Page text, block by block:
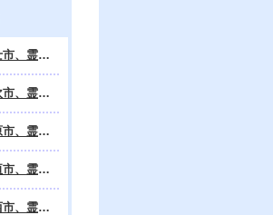
吉田町、焼津市、富士市、霊視鑑定 天龍・占いの館 Dahlia、対面・電話・オンライン鑑定、除霊、霊視鑑定、遠隔 除霊 口コミ、浄霊、交霊、祈祷、御祓い、四柱推命、姓名判断・九星気学・易・タロット・手相・数秘術・動物占い・姓名学・命運鑑定、開運、不安・苦痛・恐怖、悩み相談、スピリチュアルカウンセラー、ヒーリング、霊気治療、霊能力者、霊媒師、天龍知裕著、幸せを求めて、天の神様 VS 地獄の神様、宇宙の真理で未来は希望の光、この世で天国 あの世で天国、天龍知裕ブログ。
甲州市、中央市、笛吹市、霊視鑑定 天龍・占いの館 Dahlia、対面・電話・オンライン鑑定、除霊、霊視鑑定、遠隔 除霊 口コミ、浄霊、交霊、祈祷、御祓い、四柱推命、姓名判断・九星気学・易・タロット・手相・数秘術・動物占い・姓名学・命運鑑定、開運、不安・苦痛・恐怖、悩み相談、スピリチュアルカウンセラー、ヒーリング、霊気治療、霊能力者、霊媒師、天龍知裕著、幸せを求めて、天の神様 VS 地獄の神様、宇宙の真理で未来は希望の光、この世で天国 あの世で天国、天龍知裕ブログ。
新城市、豊橋市、田原市、霊視鑑定 天龍・占いの館 Dahlia、対面・電話・オンライン鑑定、除霊、霊視鑑定、遠隔 除霊 口コミ、浄霊、交霊、祈祷、御祓い、四柱推命、姓名判断・九星気学・易・タロット・手相・数秘術・動物占い・姓名学・命運鑑定、開運、不安・苦痛・恐怖、悩み相談、スピリチュアルカウンセラー、ヒーリング、霊能力者、霊媒師、天龍知裕著、幸せを求めて、天の神様 VS 地獄の神様、宇宙の真理で未来は希望の光、この世で天国 あの世で天国、天龍知裕ブログ。
愛西市、海津市、大垣市、霊視鑑定 天龍・占いの館 Dahlia、対面・電話・オンライン鑑定、遠隔 除霊 口コミ、浄霊、交霊、祈祷、御祓い、四柱推命、姓名判断・九星気学・易・タロット・手相・数秘術・動物占い・姓名学・命運鑑定、開運、不安・苦痛・恐怖、悩み相談、スピリチュアルカウンセラー、ヒーリング、霊能力者、霊媒師、天龍知裕著、幸せを求めて、天の神様 VS 地獄の神様、宇宙の真理で未来は希望の光、この世で天国 あの世で天国、天龍知裕ブログ。
静岡県、静岡市、湖西市、霊視鑑定 天龍・占いの館 Dahlia、対面・電話・オンライン鑑定、除霊、霊視鑑定、遠隔 除霊 口コミ、浄霊、交霊、祈祷、御祓い、四柱推命、姓名判断・九星気学・易・タロット・手相・数秘術・動物占い・姓名学・命運鑑定、開運、不安・苦痛・恐怖、悩み相談、スピリチュアルカウンセラー、ヒーリング、霊気治療、霊能力者、霊媒師、天龍知裕著、幸せを求めて、天の神様 VS 地獄の神様、宇宙の真理で未来は希望の光、この世で天国 あの世で天国、天龍知裕ブログ。